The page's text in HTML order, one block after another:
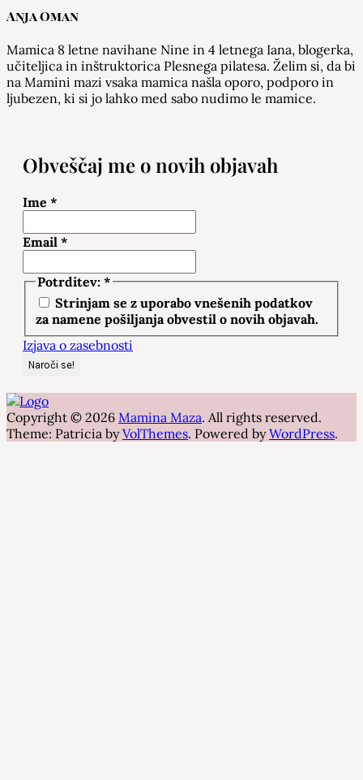
Anja Oman
Mamica 8 letne navihane Nine in 4 letnega Iana, blogerka,
učiteljica in inštruktorica Plesnega pilatesa. Želim si, da bi
na Mamini mazi vsaka mamica našla oporo, podporo in
ljubezen, ki si jo lahko med sabo nudimo le mamice.
Obveščaj me o novih objavah
Ime *
Email *
Potrditev: *
Strinjam se z uporabo vnešenih podatkov
za namene pošiljanja obvestil o novih objavah.
Izjava o zasebnosti
Copyright © 2026 Mamina Maza. All rights reserved.
Theme: Patricia byVolThemes. Powered byWordPress.